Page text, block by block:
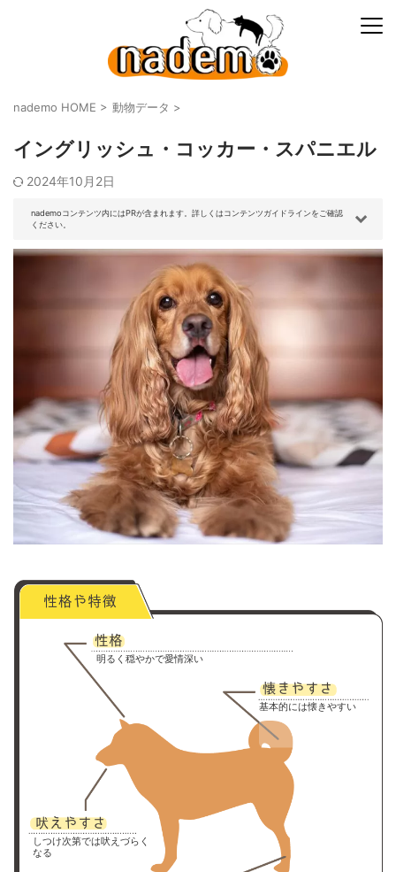
nademo HOME > 動物データ >
イングリッシュ・コッカー・スパニエル
2024年10月2日
nademoコンテンツ内にはPRが含まれます。詳しくはコンテンツガイドラインをご確認
ください。
明るく穏やかで愛情深い
基本的には懐きやすい
しつけ次第では吠えづらく
なる